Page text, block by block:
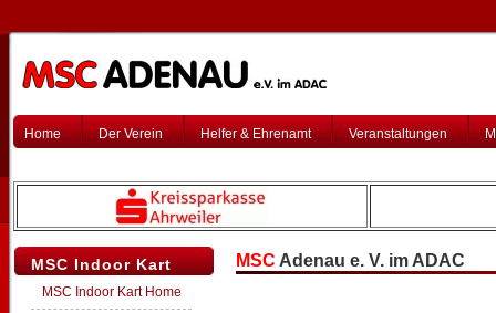
Home Der Verein Helfer & Ehrenamt Veranstaltungen
MSC Indoor Kart
MSC Indoor Kart Home
MSC Adenau e. V. im ADAC